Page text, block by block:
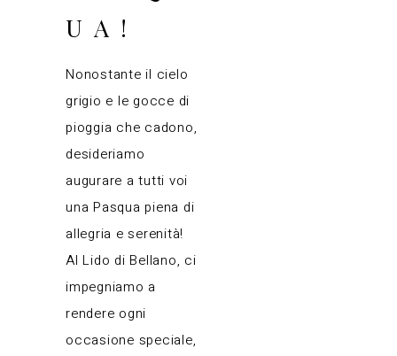
UA!
Nonostante il cielo
grigio e le gocce di
pioggia che cadono,
desideriamo
augurare a tutti voi
una Pasqua piena di
allegria e serenità!
Al Lido di Bellano, ci
impegniamo a
rendere ogni
occasione speciale,